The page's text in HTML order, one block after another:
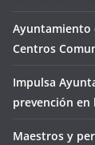
Ayuntamiento
Centros
Impulsa
prevención
Maestros y